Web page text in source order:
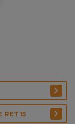
RET15